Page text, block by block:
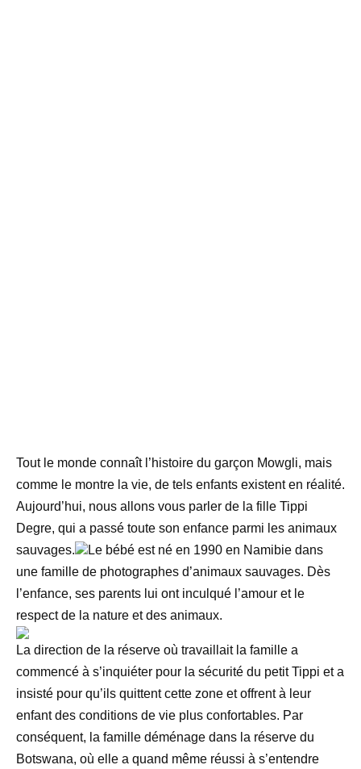
Tout le monde connaît l’histoire du garçon Mowgli, mais
comme le montre la vie, de tels enfants existent en réalité.
Aujourd’hui, nous allons vous parler de la fille Tippi
Degre, qui a passé toute son enfance parmi les animaux
sauvages.
Le bébé est né en 1990 en Namibie dans
une famille de photographes d’animaux sauvages. Dès
l’enfance, ses parents lui ont inculqué l’amour et le
respect de la nature et des animaux.
La direction de la réserve où travaillait la famille a
commencé à s’inquiéter pour la sécurité du petit Tippi et a
insisté pour qu’ils quittent cette zone et offrent à leur
enfant des conditions de vie plus confortables. Par
conséquent, la famille déménage dans la réserve du
Botswana, où elle a quand même réussi à s’entendre